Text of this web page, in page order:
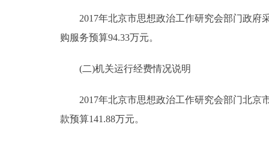
2017年北京市思想政治工作研究会部门政府采
购服务预算94.33万元。
(二)机关运行经费情况说明
2017年北京市思想政治工作研究会部门北京
款预算141.88万元。